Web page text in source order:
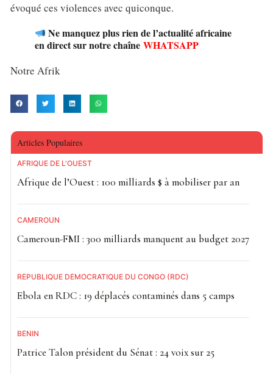
évoqué ces violences avec quiconque.
Ne manquez plus rien de l’actualité africaine
en direct sur notre chaîne WHATSAPP
Notre Afrik
Articles Populaires
AFRIQUE DE L'OUEST
Afrique de l’Ouest : 100 milliards $ à mobiliser par an
CAMEROUN
Cameroun-FMI : 300 milliards manquent au budget 2027
RÉPUBLIQUE DÉMOCRATIQUE DU CONGO (RDC)
Ebola en RDC : 19 déplacés contaminés dans 5 camps
BÉNIN
Patrice Talon président du Sénat : 24 voix sur 25